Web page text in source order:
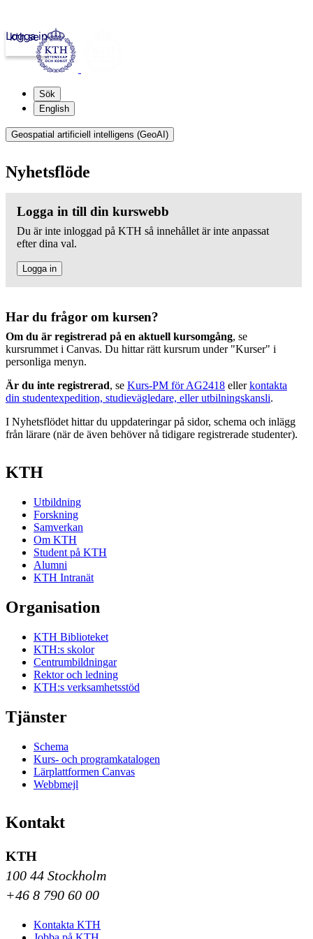
kth.se
Logga in
Sök
English
Geospatial artificiell intelligens (GeoAI)
Nyhetsflöde
Logga in till din kurswebb
Du är inte inloggad på KTH så innehållet är inte anpassat
efter dina val.
Logga in
Har du frågor om kursen?
Om du är registrerad på en aktuell kursomgång, se
kursrummet i Canvas. Du hittar rätt kursrum under "Kurser" i
personliga menyn.
Är du inte registrerad, se Kurs-PM för AG2418 ellerkontakta
din studentexpedition, studievägledare, eller utbilningskansli.
I Nyhetsflödet hittar du uppdateringar på sidor, schema och inlägg
från lärare (när de även behöver nå tidigare registrerade studenter).
KTH
Utbildning
Forskning
Samverkan
Om KTH
Student på KTH
Alumni
KTH Intranät
Organisation
KTH Biblioteket
KTH:s skolor
Centrumbildningar
Rektor och ledning
KTH:s verksamhetsstöd
Tjänster
Schema
Kurs- och programkatalogen
Lärplattformen Canvas
Webbmejl
Kontakt
KTH
100 44 Stockholm
+46 8 790 60 00
Kontakta KTH